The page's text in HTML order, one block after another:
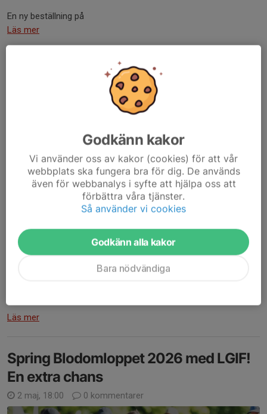
En ny beställning på
Läs mer
Blodomloppet 2026
0 kommentarer
Spring blodomloppet 21 maj med LGIF!Spring 10 km, 5 km
eller Lilla blodomloppet 1,6 km (perfekt för alla våra
barngrupper!).
LGIF:s tält kommer finnas på plats
Läs mer
Spring Blodomloppet 2026 med LGIF!
En extra chans
2 maj, 18:00 0 kommentarer
Godkänn kakor
Vi använder oss av kakor (cookies) för att vår
webbplats ska fungera bra för dig. De används
även för webbanalys i syfte att hjälpa oss att
förbättra våra tjänster.
Så använder vi cookies
Godkänn alla kakor
Bara nödvändiga